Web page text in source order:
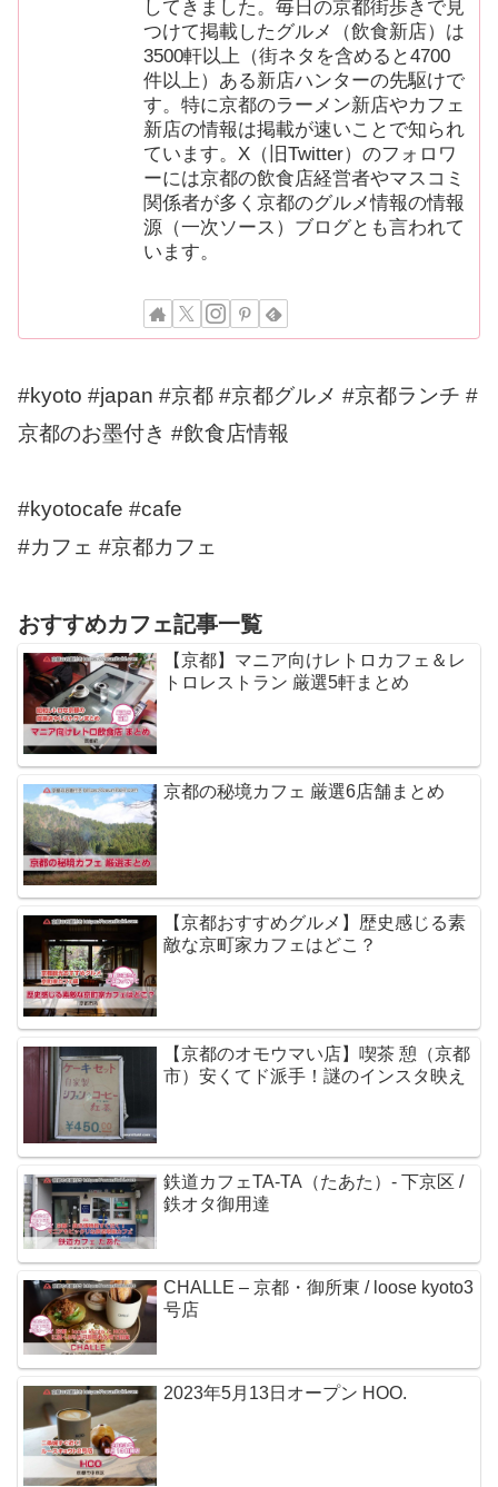
してきました。毎日の京都街歩きで見
つけて掲載したグルメ（飲食新店）は
3500軒以上（街ネタを含めると4700
件以上）ある新店ハンターの先駆けで
す。特に京都のラーメン新店やカフェ
新店の情報は掲載が速いことで知られ
ています。X（旧Twitter）のフォロワ
ーには京都の飲食店経営者やマスコミ
関係者が多く京都のグルメ情報の情報
源（一次ソース）ブログとも言われて
います。
#kyoto #japan #京都 #京都グルメ #京都ランチ #
京都のお墨付き #飲食店情報
#kyotocafe #cafe
#カフェ #京都カフェ
おすすめカフェ記事一覧
【京都】マニア向けレトロカフェ＆レ
トロレストラン 厳選5軒まとめ
京都の秘境カフェ 厳選6店舗まとめ
【京都おすすめグルメ】歴史感じる素
敵な京町家カフェはどこ？
【京都のオモウマい店】喫茶 憩（京都
市）安くてド派手！謎のインスタ映え
鉄道カフェTA-TA（たあた）- 下京区 /
鉄オタ御用達
CHALLE – 京都・御所東 / loose kyoto3
号店
2023年5月13日オープン HOO.